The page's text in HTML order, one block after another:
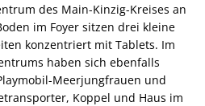
des Main-Kinzig-Kreises an
im Foyer sitzen drei kleine
konzentriert mit Tablets. Im
haben sich ebenfalls
Meerjungfrauen und
Koppel und Haus im